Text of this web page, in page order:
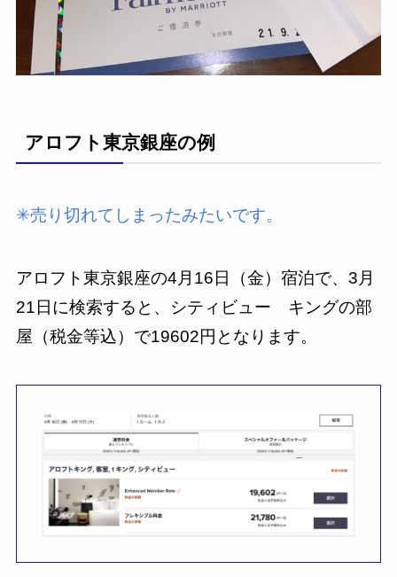
アロフト東京銀座の例
✳︎売り切れてしまったみたいです。
アロフト東京銀座の4月16日（金）宿泊で、3月
21日に検索すると、シティビュー キングの部
屋（税金等込）で19602円となります。